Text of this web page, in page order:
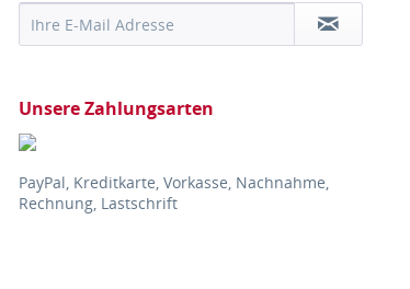
Unsere Zahlungsarten
PayPal, Kreditkarte, Vorkasse, Nachnahme,
Rechnung, Lastschrift